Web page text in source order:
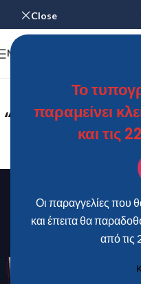
Close
Το
παραμείνει
και τις
Οι παραγγελίες που
και έπειτα θα
από τις
MENU
Βιβλίο
ΘΩΜΑΣOn